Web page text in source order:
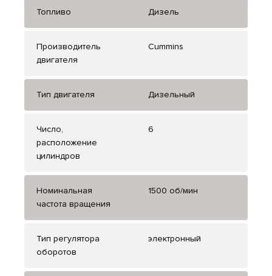
Топливо Дизель
Производитель
двигателя
Cummins
Тип двигателя Дизельный
Число,
расположение
цилиндров
6
Номинальная
частота вращения
1500 об/мин
Тип регулятора
оборотов
электронный